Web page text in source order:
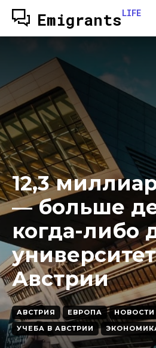
EmigrantsLIFE
12,3
— больше
когда-либо
Австрии
АВСТРИЯ ЕВРОПА НОВОСТИ
УЧЕБА В АВСТРИИ